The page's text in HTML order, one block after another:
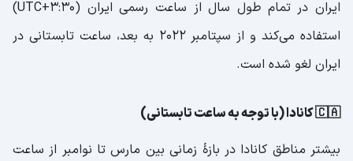
ایران در تمام طول سال از ساعت رسمی ایران (UTC+3:30)
استفاده می‌کند و از سپتامبر ۲۰۲۲ به بعد، ساعت تابستانی در
ایران لغو شده است.
🇨🇦 کانادا (با توجه به ساعت تابستانی)
بیشتر مناطق کانادا در بازهٔ زمانی بین مارس تا نوامبر از ساعت